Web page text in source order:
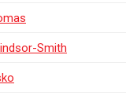
Smith